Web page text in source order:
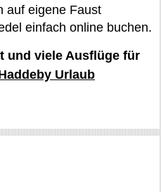
auf eigene Faust
einfach online buchen.
und viele Ausflüge für
Urlaub